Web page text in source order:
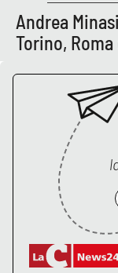
PROGETTI
SPECIALI
Buona Sanità
Destinazioni
Food
Andrea
Torino, Roma